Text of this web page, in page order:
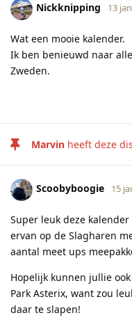
Nickknipping 13
Wat een mooie kalender.
Ik ben benieuwd naar
Zweden.
Marvin heeft deze
Scoobyboogie 15
Super leuk deze
ervan op de Slagharen
aantal meet ups
Hopelijk kunnen jullie
Park Asterix, want zou
daar te slapen!